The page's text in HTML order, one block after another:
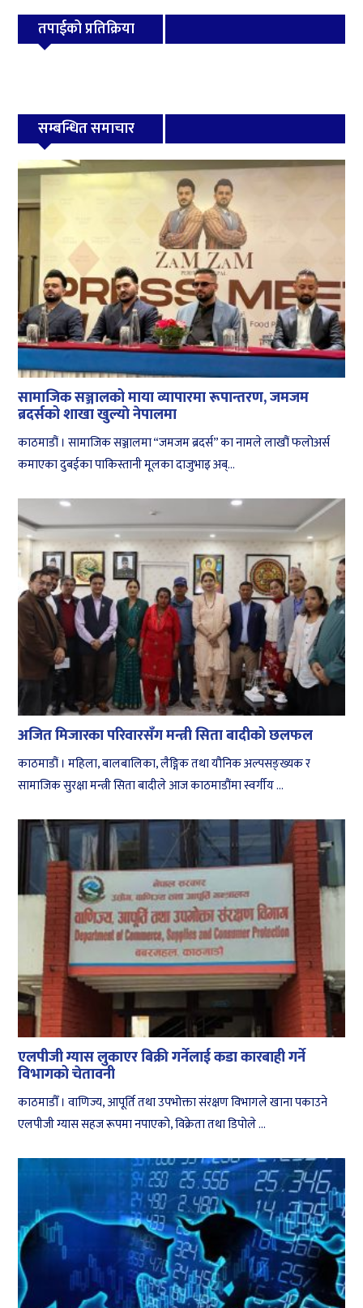
तपाईको प्रतिक्रिया
सम्बन्धित समाचार
सामाजिक सञ्जालको माया व्यापारमा रूपान्तरण, जमजम
ब्रदर्सको शाखा खुल्याे नेपालमा
काठमाडौं । सामाजिक सञ्जालमा “जमजम ब्रदर्स” का नामले लाखौं फलोअर्स
कमाएका दुबईका पाकिस्तानी मूलका दाजुभाइ अब्...
अजित मिजारका परिवारसँग मन्त्री सिता बादीको छलफल
काठमाडौं । महिला, बालबालिका, लैङ्गिक तथा यौनिक अल्पसङ्ख्यक र
सामाजिक सुरक्षा मन्त्री सिता बादीले आज काठमाडौंमा स्वर्गीय ...
एलपीजी ग्यास लुकाएर बिक्री गर्नेलाई कडा कारबाही गर्ने
विभागको चेतावनी
काठमाडौँ । वाणिज्य, आपूर्ति तथा उपभोक्ता संरक्षण विभागले खाना पकाउने
एलपीजी ग्यास सहज रूपमा नपाएको, विक्रेता तथा डिपोले ...